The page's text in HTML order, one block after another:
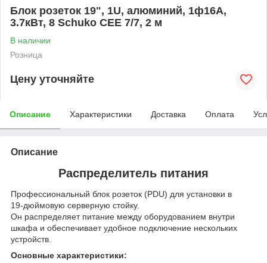
Блок розеток 19", 1U, алюминий, 1ф16A,
3.7кВт, 8 Schuko CEE 7/7, 2 м
В наличии
Розница
Цену уточняйте
Описание Характеристики Доставка Оплата
Описание
Распределитель питания
Профессиональный блок розеток (PDU) для установки в
19‑дюймовую серверную стойку.
Он распределяет питание между оборудованием внутри
шкафа и обеспечивает удобное подключение нескольких
устройств.
Основные характеристики: